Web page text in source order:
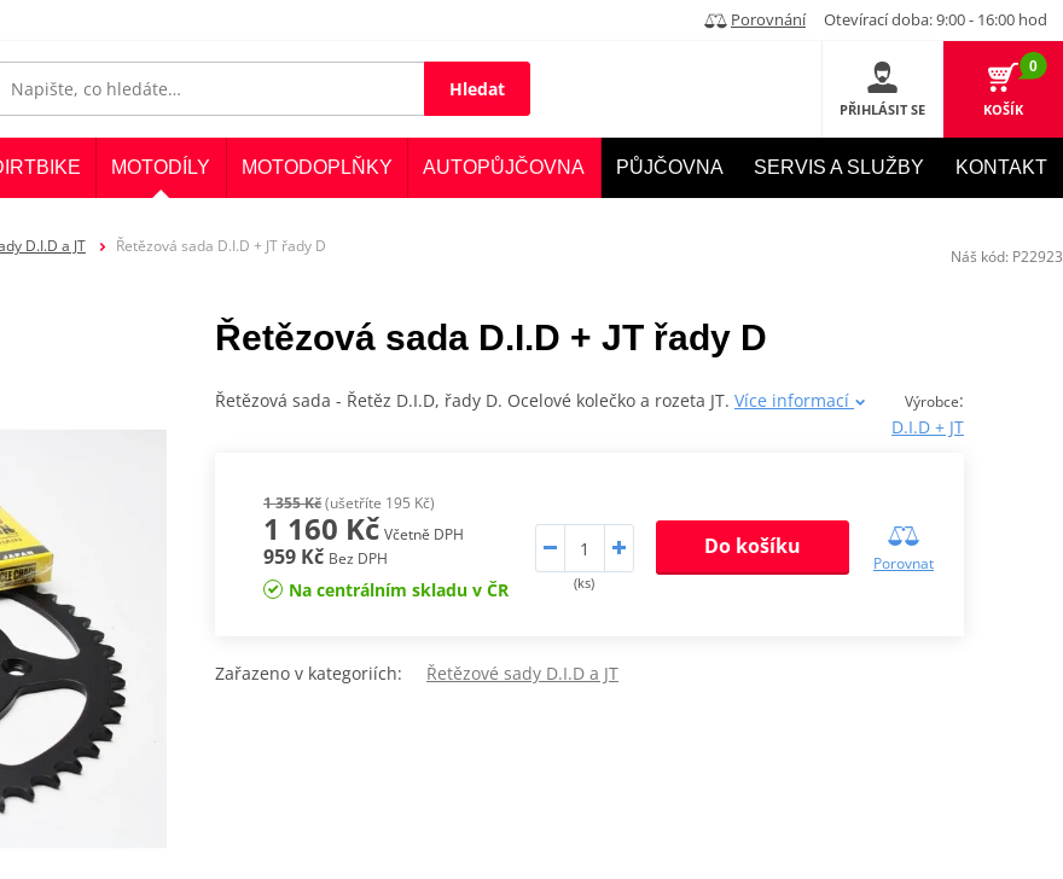
Porovnání Otevírací doba: 9:00 - 16:00 hod
Hledat
PŘIHLÁSIT SE
0
KOŠÍK
MOTODÍLY MOTODOPLŇKY AUTOPŮJČOVNA PŮJČOVNA SERVIS A SLUŽBY KONTAKT
D.I.D a JT Řetězová sada D.I.D + JT řady D
Řetězová sada D.I.D + JT řady D
Výrobce:
D.I.D + JT
Řetězová sada - Řetěz D.I.D, řady D. Ocelové kolečko a rozeta JT. Více informací
1 355 Kč(ušetříte 195 Kč)
1 160 Kč Včetně DPH
959 Kč Bez DPH
Na centrálním skladu v ČR (ks)
Do košíku
Porovnat
Zařazeno v kategoriích: Řetězové sady D.I.D a JT
Náš kód: P22923